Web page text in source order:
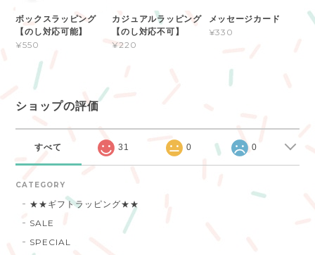
ボックスラッピング
【のし対応可能】
¥550
カジュアルラッピング
【のし対応不可】
¥220
メッセージカード
¥330
ショップの評価
すべて 31 0 0
CATEGORY
★★ギフトラッピング★★
SALE
SPECIAL